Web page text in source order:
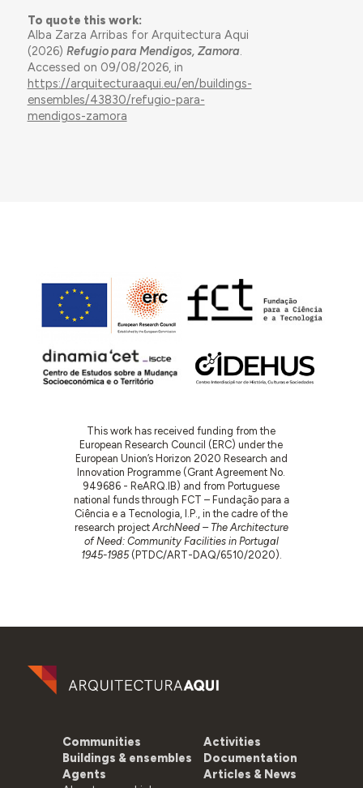
To quote this work:
Alba Zarza Arribas for Arquitectura Aqui
(2026) Refugio para Mendigos, Zamora.
Accessed on 09/08/2026, in
https://arquitecturaaqui.eu/en/buildings-
ensembles/43830/refugio-para-
mendigos-zamora
This work has received funding from the
European Research Council (ERC) under the
European Union’s Horizon 2020 Research and
Innovation Programme (Grant Agreement No.
949686 - ReARQ.IB) and from Portuguese
national funds through FCT – Fundação para a
Ciência e a Tecnologia, I.P., in the cadre of the
research projectArchNeed – The Architecture
of Need: Community Facilities in Portugal
1945-1985(PTDC/ART-DAQ/6510/2020).
Communities
Buildings & ensembles
Agents
Activities
Documentation
Articles & News